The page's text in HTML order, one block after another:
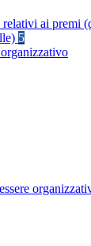
ai premi
5